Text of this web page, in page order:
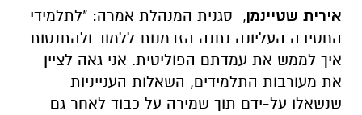
אירית שטיינמן, סגנית המנהלת אמרה: "לתלמידי
החטיבה העליונה נתנה הזדמנות ללמוד ולהתנסות
איך לממש את עמדתם הפוליטית. אני גאה לציין
את מעורבות התלמידים, השאלות הענייניות
שנשאלו על-ידם תוך שמירה על כבוד לאחר גם